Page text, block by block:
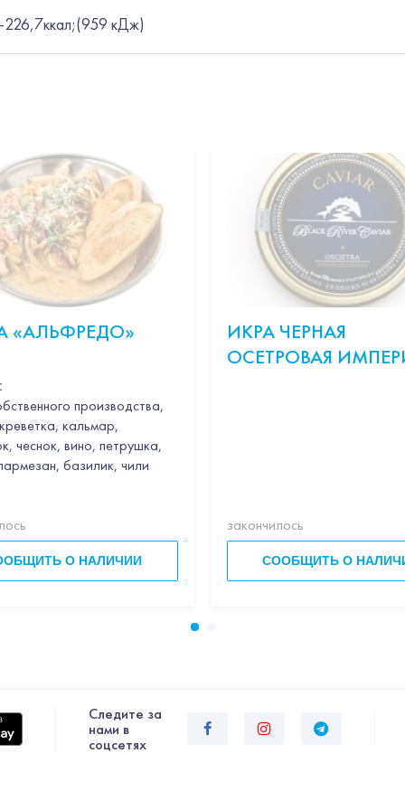
226,7ккал;(959 кДж)
«АЛЬФРЕДО»
производства,
кальмар,
чеснок, вино, петрушка,
базилик, чили
О НАЛИЧИИ
ИКРА ЧЕРНАЯ
ОСЕТРОВАЯ
закончилось
СООБЩИТЬ О
Следите за
нами в
соцсетях